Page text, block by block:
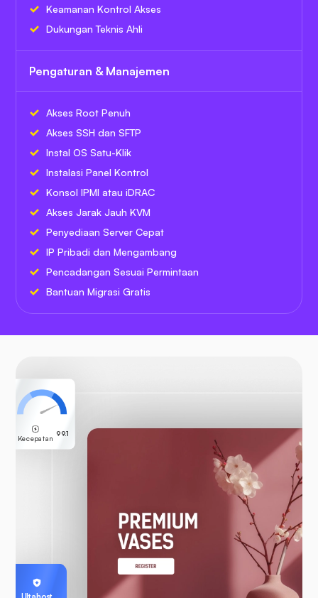
Keamanan Kontrol Akses
Dukungan Teknis Ahli
Pengaturan & Manajemen
Akses Root Penuh
Akses SSH dan SFTP
Instal OS Satu-Klik
Instalasi Panel Kontrol
Konsol IPMI atau iDRAC
Akses Jarak Jauh KVM
Penyediaan Server Cepat
IP Pribadi dan Mengambang
Pencadangan Sesuai Permintaan
Bantuan Migrasi Gratis
Kecepatan
99.1